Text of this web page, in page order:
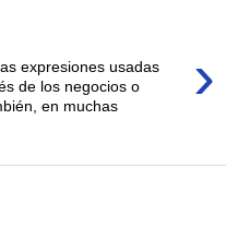
›
expresiones usadas
de los negocios o
en muchas